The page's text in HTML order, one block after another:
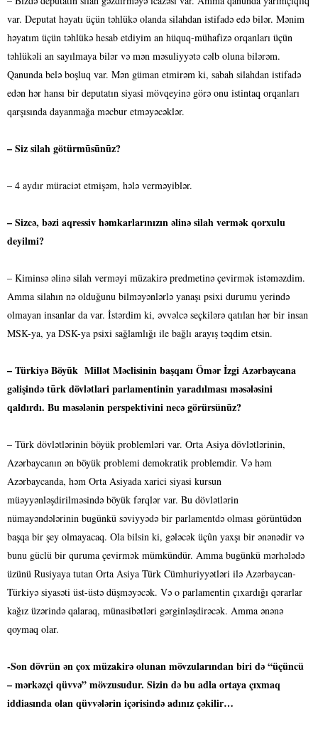
var. Deputat həyatı üçün təhlükə olanda silahdan istifadə edə bilər. Mənim
həyatım üçün təhlükə hesab etdiyim an hüquq-mühafizə orqanları üçün
təhlükəli an sayılmaya bilər və mən məsuliyyətə cəlb oluna bilərəm.
Qanunda belə boşluq var. Mən güman etmirəm ki, sabah silahdan istifadə
edən hər hansı bir deputatın siyasi mövqeyinə görə onu istintaq orqanları
qarşısında dayanmağa məcbur etməyəcəklər.
– Siz silah götürmūsūnūz?
– 4 aydır müraciət etmişəm, hələ verməyiblər.
– Sizcə, bəzi aqressiv həmkarlarınızın əlinə silah vermək qorxulu
deyilmi?
– Kiminsə əlinə silah verməyi müzakirə predmetinə çevirmək istəməzdim.
Amma silahın nə olduğunu bilməyənlərlə yanaşı psixi durumu yerində
olmayan insanlar da var. İstərdim ki, əvvəlcə seçkilərə qatılan hər bir insan
MSK-ya, ya DSK-ya psixi sağlamlığı ile bağlı arayış təqdim etsin.
– Türkiyə Böyūk Millət Məclisinin başqanı Ömər İzgi Azərbaycana
gəlişində tūrk dövlətlari parlamentinin yaradılması məsələsini
qaldırdı. Bu məsələnin perspektivini necə görürsünūz?
– Türk dövlətlərinin böyük problemləri var. Orta Asiya dövlətlərinin,
Azərbaycanın ən böyük problemi demokratik problemdir. Və həm
Azərbaycanda, həm Orta Asiyada xarici siyasi kursun
müəyyənləşdirilməsində böyük fərqlər var. Bu dövlətlərin
nümayəndələrinin bugünkü səviyyədə bir parlamentdə olması görüntüdən
başqa bir şey olmayacaq. Ola bilsin ki, gələcək üçûn yaxşı bir ənənədir və
bunu güclü bir quruma çevirmək mümkündür. Amma bugünkü mərhələdə
üzünü Rusiyaya tutan Orta Asiya Türk Cümhuriyyətləri ilə Azərbaycan-
Türkiyə siyasəti üst-üstə düşməyəcək. Və o parlamentin çıxardığı qərarlar
kağız üzərində qalaraq, münasibətləri gərginləşdirəcək. Amma ənənə
qoymaq olar.
-Son dövrün ən çox müzakirə olunan mövzularından biri də “üçüncü
– mərkəzçi qüvvə” mövzusudur. Sizin də bu adla ortaya çıxmaq
iddiasında olan qüvvələrin içərisində adınız çəkilir…